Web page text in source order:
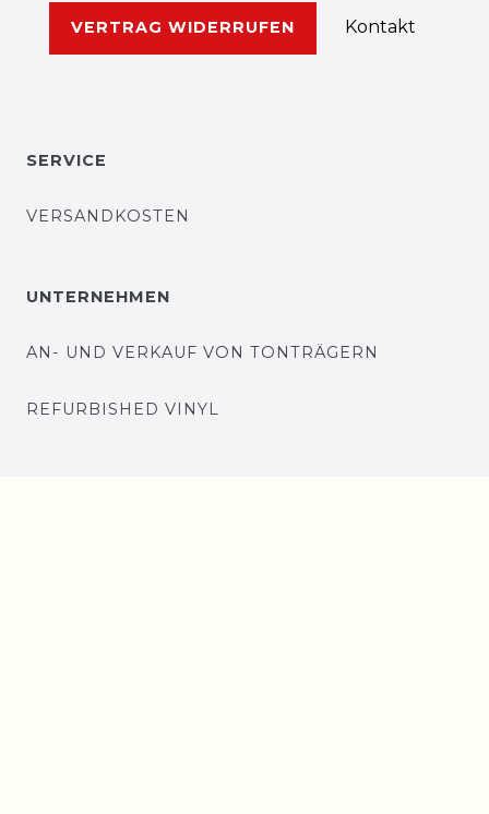
VERTRAG WIDERRUFEN Kontakt
SERVICE
VERSANDKOSTEN
UNTERNEHMEN
AN- UND VERKAUF VON TONTRÄGERN
REFURBISHED VINYL